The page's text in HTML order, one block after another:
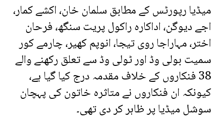
میڈیا رپورٹس کے مطابق سلمان خان، اکشے کمار،
اجے دیوگن، اداکارہ راکول پریت سنگھ، فرحان
اختر، مہاراجا روی تیجا، انوپم کھیر، چارمے کور
سمیت بولی وڈ اور ٹولی وڈ سے تعلق رکھنے والے
38 فنکاروں کے خلاف مقدمہ درج کیا گیا ہے،
کیونکہ ان فنکاروں نے متاثرہ خاتون کی پہچان
سوشل میڈیا پر ظاہر کر دی تھی۔